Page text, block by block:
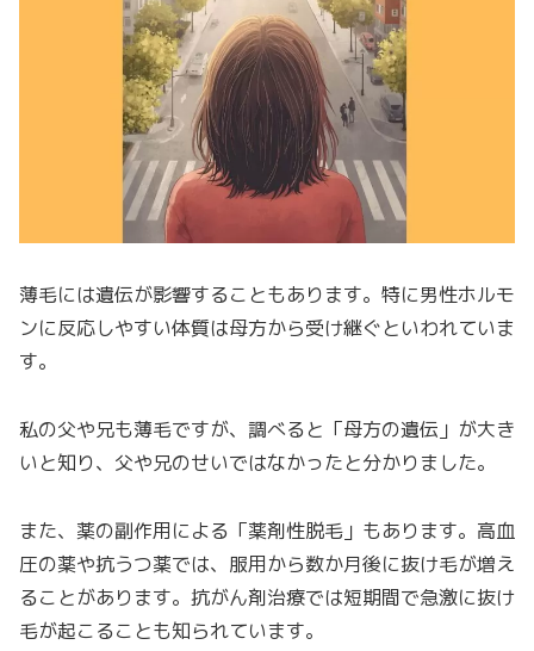
薄毛には遺伝が影響することもあります。特に男性ホルモ
ンに反応しやすい体質は母方から受け継ぐといわれていま
す。
私の父や兄も薄毛ですが、調べると「母方の遺伝」が大き
いと知り、父や兄のせいではなかったと分かりました。
また、薬の副作用による「薬剤性脱毛」もあります。高血
圧の薬や抗うつ薬では、服用から数か月後に抜け毛が増え
ることがあります。抗がん剤治療では短期間で急激に抜け
毛が起こることも知られています。